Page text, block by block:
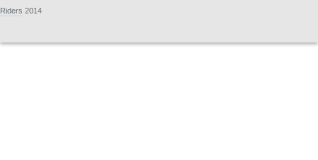
Riders 2014